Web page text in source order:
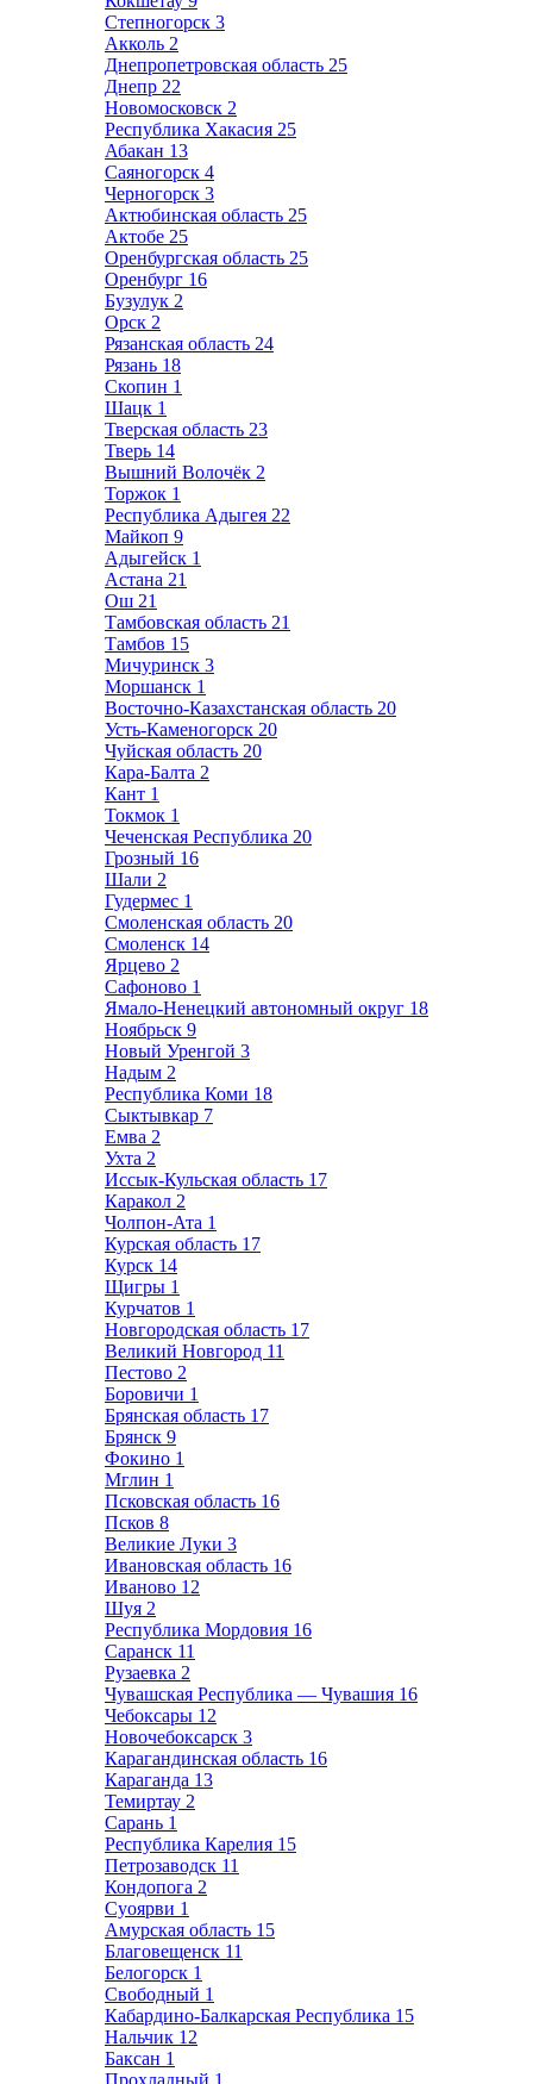
Степногорск 3
Акколь 2
Днепропетровская область 25
Днепр 22
Новомосковск 2
Республика Хакасия 25
Абакан 13
Саяногорск 4
Черногорск 3
Актюбинская область 25
Актобе 25
Оренбургская область 25
Оренбург 16
Бузулук 2
Орск 2
Рязанская область 24
Рязань 18
Скопин 1
Шацк 1
Тверская область 23
Тверь 14
Вышний Волочёк 2
Торжок 1
Республика Адыгея 22
Майкоп 9
Адыгейск 1
Астана 21
Ош 21
Тамбовская область 21
Тамбов 15
Мичуринск 3
Моршанск 1
Восточно-Казахстанская область 20
Усть-Каменогорск 20
Чуйская область 20
Кара-Балта 2
Кант 1
Токмок 1
Чеченская Республика 20
Грозный 16
Шали 2
Гудермес 1
Смоленская область 20
Смоленск 14
Ярцево 2
Сафоново 1
Ямало-Ненецкий автономный округ 18
Ноябрьск 9
Новый Уренгой 3
Надым 2
Республика Коми 18
Сыктывкар 7
Емва 2
Ухта 2
Иссык-Кульская область 17
Каракол 2
Чолпон-Ата 1
Курская область 17
Курск 14
Щигры 1
Курчатов 1
Новгородская область 17
Великий Новгород 11
Пестово 2
Боровичи 1
Брянская область 17
Брянск 9
Фокино 1
Мглин 1
Псковская область 16
Псков 8
Великие Луки 3
Ивановская область 16
Иваново 12
Шуя 2
Республика Мордовия 16
Саранск 11
Рузаевка 2
Чувашская Республика — Чувашия 16
Чебоксары 12
Новочебоксарск 3
Карагандинская область 16
Караганда 13
Темиртау 2
Сарань 1
Республика Карелия 15
Петрозаводск 11
Кондопога 2
Суоярви 1
Амурская область 15
Благовещенск 11
Белогорск 1
Свободный 1
Кабардино-Балкарская Республика 15
Нальчик 12
Баксан 1
Прохладный 1